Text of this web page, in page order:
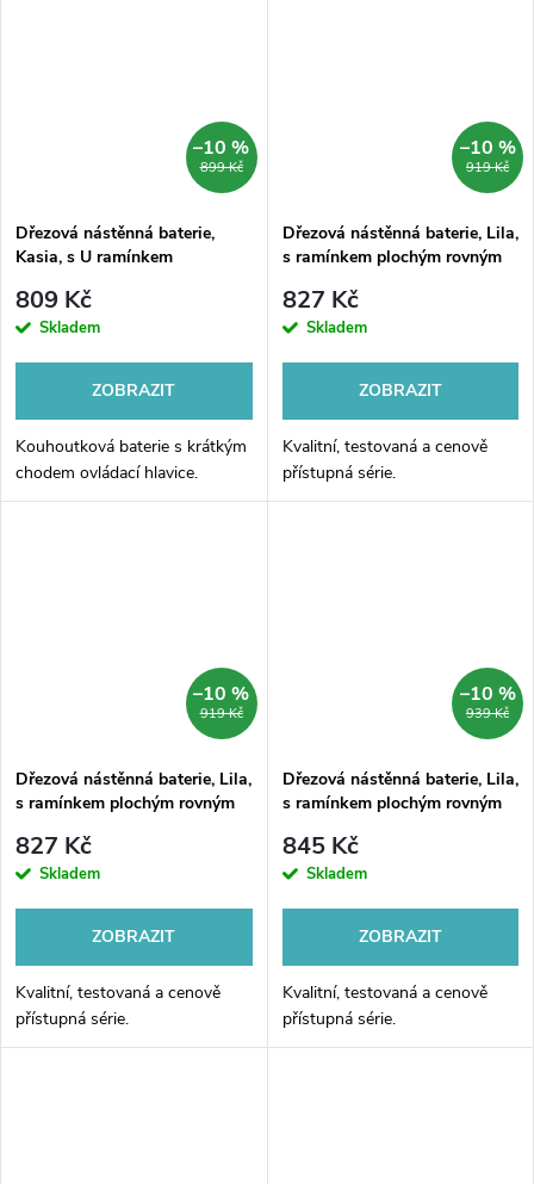
899 Kč
–10 %
Dřezová nástěnná baterie,
Kasia, s U ramínkem
chrom
809 Kč
Skladem
ZOBRAZIT
Kouhoutková baterie s krátkým
chodem ovládací hlavice.
919 Kč
–10 %
Dřezová nástěnná baterie, Lila,
s ramínkem plochým rovným
827 Kč
Skladem
ZOBRAZIT
Kvalitní, testovaná a cenově
přístupná série.
919 Kč
–10 %
Dřezová nástěnná baterie, Lila,
s ramínkem plochým rovným
827 Kč
Skladem
ZOBRAZIT
Kvalitní, testovaná a cenově
přístupná série.
939 Kč
–10 %
Dřezová nástěnná baterie, Lila,
s ramínkem plochým rovným
845 Kč
Skladem
ZOBRAZIT
Kvalitní, testovaná a cenově
přístupná série.